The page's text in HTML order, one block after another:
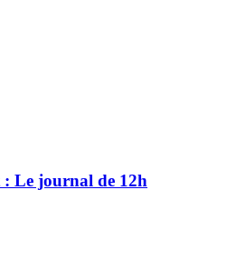
Le journal de 12h